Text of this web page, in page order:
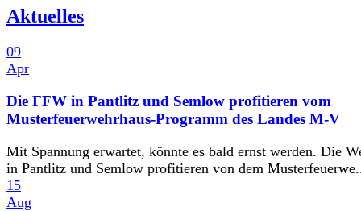
Aktuelles
09
Apr
Die FFW in Pantlitz und Semlow profitieren vom
Musterfeuerwehrhaus-Programm des Landes M-V
Mit Spannung erwartet, könnte es bald ernst werden. Die
in Pantlitz und Semlow profitieren von dem
15
Aug